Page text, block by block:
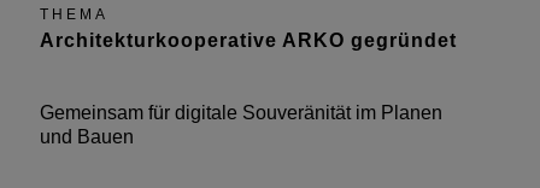
THEMA
Architekturkooperative ARKO gegründet
Gemeinsam für digitale Souveränität im Planen
und Bauen